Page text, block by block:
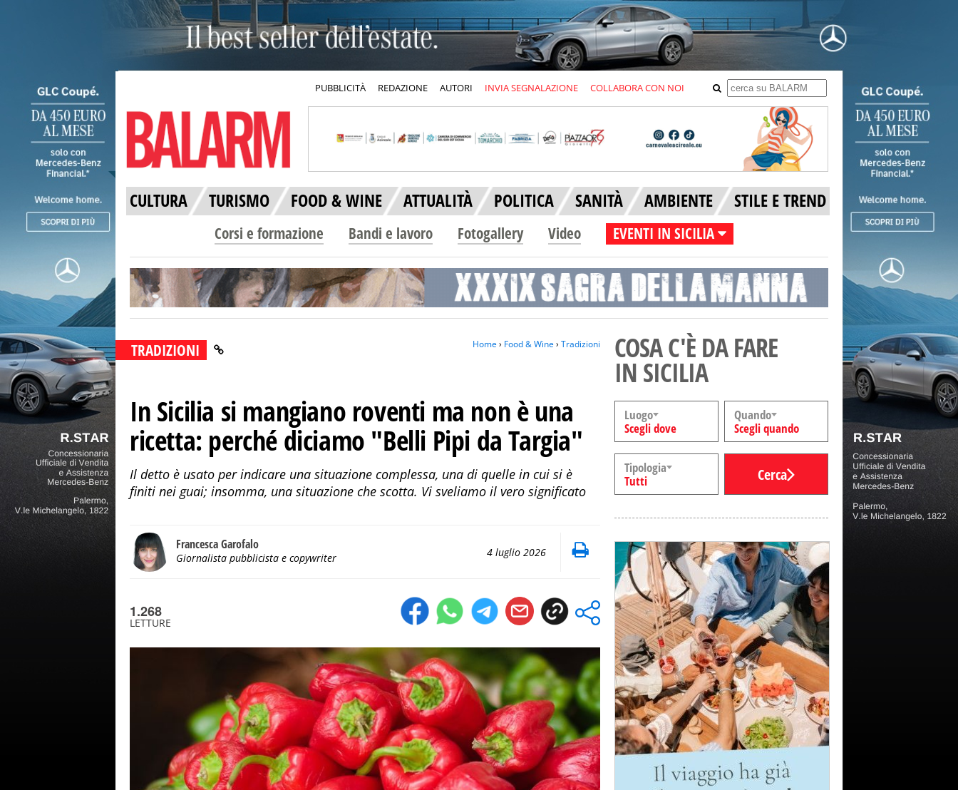
PUBBLICITÀ REDAZIONE AUTORI INVIA SEGNALAZIONE COLLABORA CON NOI
CULTURA TURISMO FOOD & WINE ATTUALITÀ POLITICA SANITÀ AMBIENTE STILE E TREND
Corsi e formazione Bandi e lavoro Fotogallery Video EVENTI IN SICILIA
TRADIZIONI Home› Food & Wine› Tradizioni
In Sicilia si mangiano roventi ma non è una
ricetta: perché diciamo "Belli Pipi da Targia"
Il detto è usato per indicare una situazione complessa, una di quelle in cui si è
finiti nei guai; insomma, una situazione che scotta. Vi sveliamo il vero significato
Francesca Garofalo
Giornalista pubblicista e copywriter 4 luglio 2026
1.268
LETTURE
COSA C'È DA FARE
IN SICILIA
Luogo
Scegli dove
Quando
Scegli quando
Tipologia
Tutti
Cerca